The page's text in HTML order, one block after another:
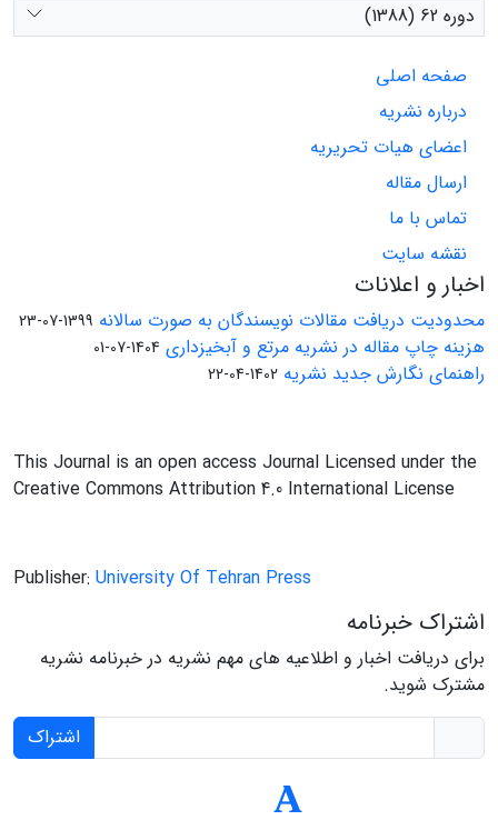
دوره 62 (1388)
صفحه اصلی
درباره نشریه
اعضای هیات تحریریه
ارسال مقاله
تماس با ما
نقشه سایت
اخبار و اعلانات
محدودیت دریافت مقالات نویسندگان به صورت سالانه 1399-07-23
هزینه چاپ مقاله در نشریه مرتع و آبخیزداری 1404-07-01
راهنمای نگارش جدید نشریه 1402-04-22
This Journal is an open access Journal Licensed under the
Creative Commons Attribution 4.0 International License
Publisher: University Of Tehran Press
اشتراک خبرنامه
برای دریافت اخبار و اطلاعیه های مهم نشریه در خبرنامه نشریه
مشترک شوید.
اشتراک